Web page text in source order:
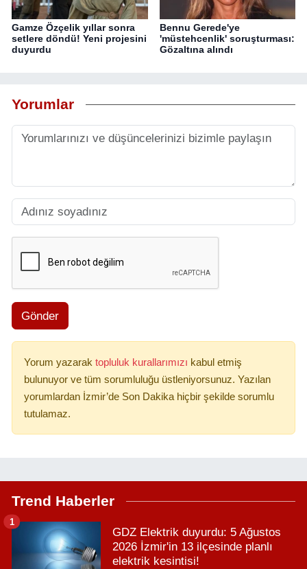
Gamze Özçelik yıllar sonra
setlere döndü! Yeni projesini
duyurdu
Bennu Gerede'ye
'müstehcenlik' soruşturması:
Gözaltına alındı
Yorumlar
Gönder
Yorum yazarak topluluk kurallarımızı kabul etmiş
bulunuyor ve tüm sorumluluğu üstleniyorsunuz. Yazılan
yorumlardan İzmir’de Son Dakika hiçbir şekilde sorumlu
tutulamaz.
Trend Haberler
GDZ Elektrik duyurdu: 5 Ağustos
2026 İzmir'in 13 ilçesinde planlı
elektrik kesintisi!
1